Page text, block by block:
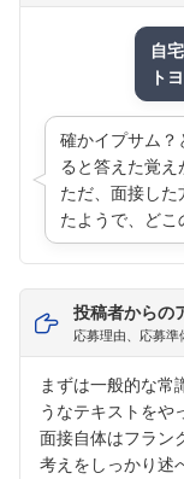
自
ト
確かイプサム？
ると答えた覚え
ただ、面接した
たようで、どこ
投稿者からの
応募理由、応募
まずは一般的な常
うなテキストをや
面接自体はフラン
考えをしっかり述